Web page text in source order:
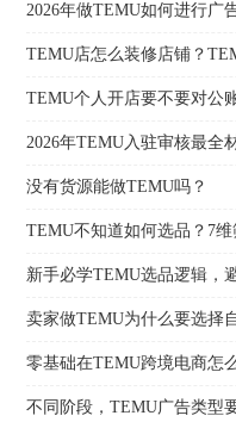
2026年做TEMU如何进行广
TEMU店怎么装修店铺？
TEMU个人开店要不要对公
2026年TEMU入驻审核最全
没有货源能做TEMU吗？
TEMU不知道如何选品？7维
新手必学TEMU选品逻辑，
卖家做TEMU为什么要选择
零基础在TEMU跨境电商怎
不同阶段，TEMU广告类型